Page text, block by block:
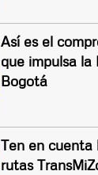
Así es el
que impulsa la
Bogotá
Ten en cuenta
rutas